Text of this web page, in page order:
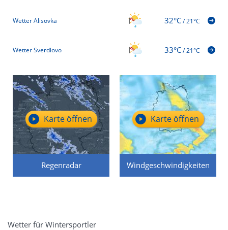
Wetter Alisovka 32°C/21°C
Wetter Sverdlovo 33°C/21°C
Regenradar
Karte öffnen
Windgeschwindigkeiten
Karte öffnen
Wetter für Wintersportler